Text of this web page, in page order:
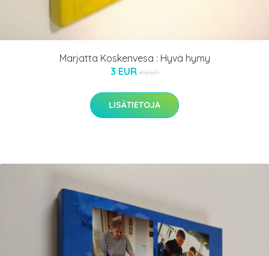
Marjatta Koskenvesa : Hyvä hymy
3 EUR 4 EUR
LISÄTIETOJA